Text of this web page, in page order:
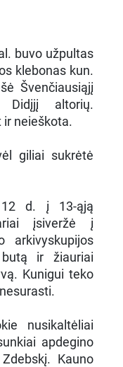
buvo užpultas
klebonas kun.
Švenčiausiąjį
altorių.
ir neieškota.
giliai sukrėtė
d. į 13-ąją
įsiveržė į
arkivyskupijos
butą ir žiauriai
Kunigui teko
nusikaltėliai
apdegino
Kauno